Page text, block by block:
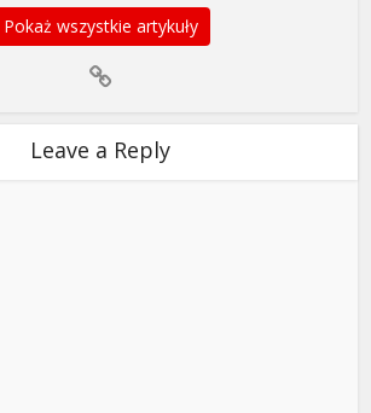
Pokaż wszystkie artykuły
Leave a Reply